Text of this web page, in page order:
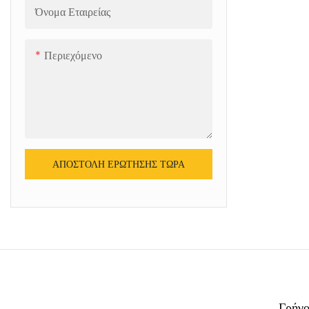
Όνομα Εταιρείας
Περιεχόμενο
ΑΠΟΣΤΟΛΉ ΕΡΏΤΗΣΗΣ ΤΏΡΑ